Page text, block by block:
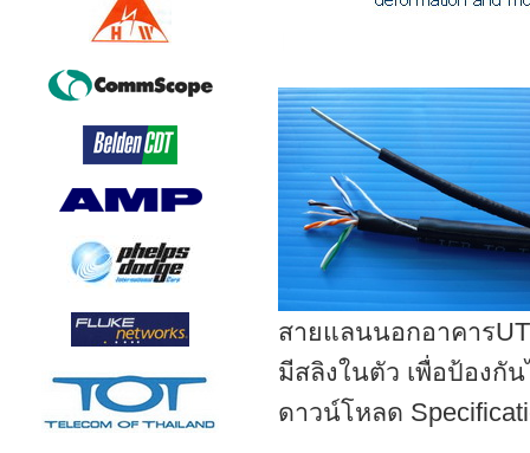
สายแลนนอกอาคาร
มีสลิงในตัว เพื่อป้องกั
ดาวน์โหลด